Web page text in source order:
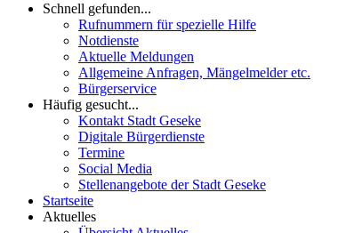
Schnell gefunden...
Rufnummern für spezielle Hilfe
Notdienste
Aktuelle Meldungen
Allgemeine Anfragen, Mängelmelder etc.
Bürgerservice
Häufig gesucht...
Kontakt Stadt Geseke
Digitale Bürgerdienste
Termine
Social Media
Stellenangebote der Stadt Geseke
Startseite
Aktuelles